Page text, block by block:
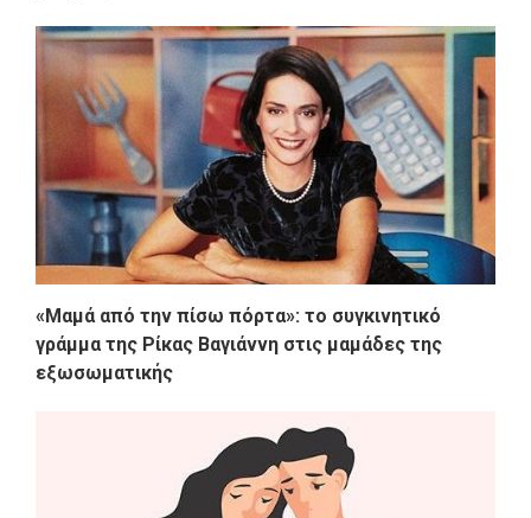
«Μαμά από την πίσω πόρτα»: το συγκινητικό
γράμμα της Ρίκας Βαγιάννη στις μαμάδες της
εξωσωματικής